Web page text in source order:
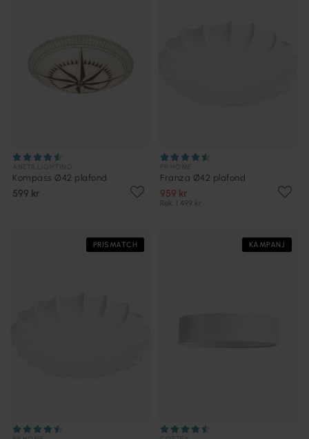
Kompass Ø42 plafond
599 kr
Franza Ø42 plafond
959 kr
Rek. 1 499 kr
PRISMATCH KAMPANJ